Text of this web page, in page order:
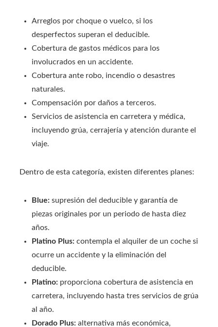
Arreglos por choque o vuelco, si los
desperfectos superan el deducible.
Cobertura de gastos médicos para los
involucrados en un accidente.
Cobertura ante robo, incendio o desastres
naturales.
Compensación por daños a terceros.
Servicios de asistencia en carretera y médica,
incluyendo grúa, cerrajería y atención durante el
viaje.
Dentro de esta categoría, existen diferentes planes:
Blue: supresión del deducible y garantía de
piezas originales por un periodo de hasta diez
años.
Platino Plus: contempla el alquiler de un coche si
ocurre un accidente y la eliminación del
deducible.
Platino: proporciona cobertura de asistencia en
carretera, incluyendo hasta tres servicios de grúa
al año.
Dorado Plus: alternativa más económica,